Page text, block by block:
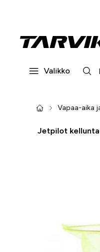
Valikko
Vapaa-aika
Jetpilot